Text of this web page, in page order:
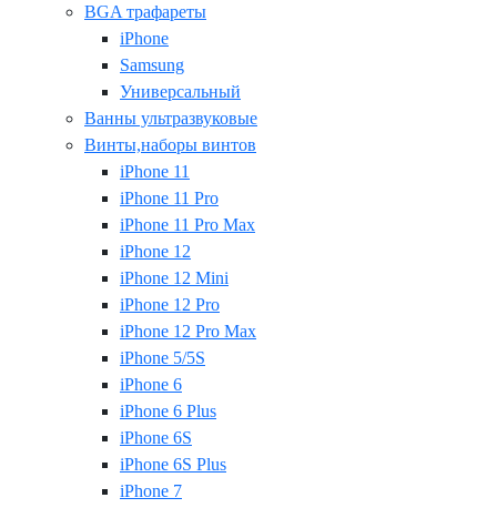
BGA трафареты
iPhone
Samsung
Универсальный
Ванны ультразвуковые
Винты,наборы винтов
iPhone 11
iPhone 11 Pro
iPhone 11 Pro Max
iPhone 12
iPhone 12 Mini
iPhone 12 Pro
iPhone 12 Pro Max
iPhone 5/5S
iPhone 6
iPhone 6 Plus
iPhone 6S
iPhone 6S Plus
iPhone 7